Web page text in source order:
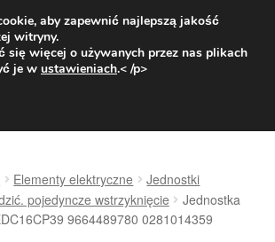
od 31 zł
9:00-16:00800 003 167
Elementy elektryczne
Jednostki
pojedyncze wstrzyknięcie
Jednostka
9664489780 0281014359
aby zapewnić najlepszą jakość
witryny.
się więcej o używanych przez nas plikach
je w ustawieniach.< /p>